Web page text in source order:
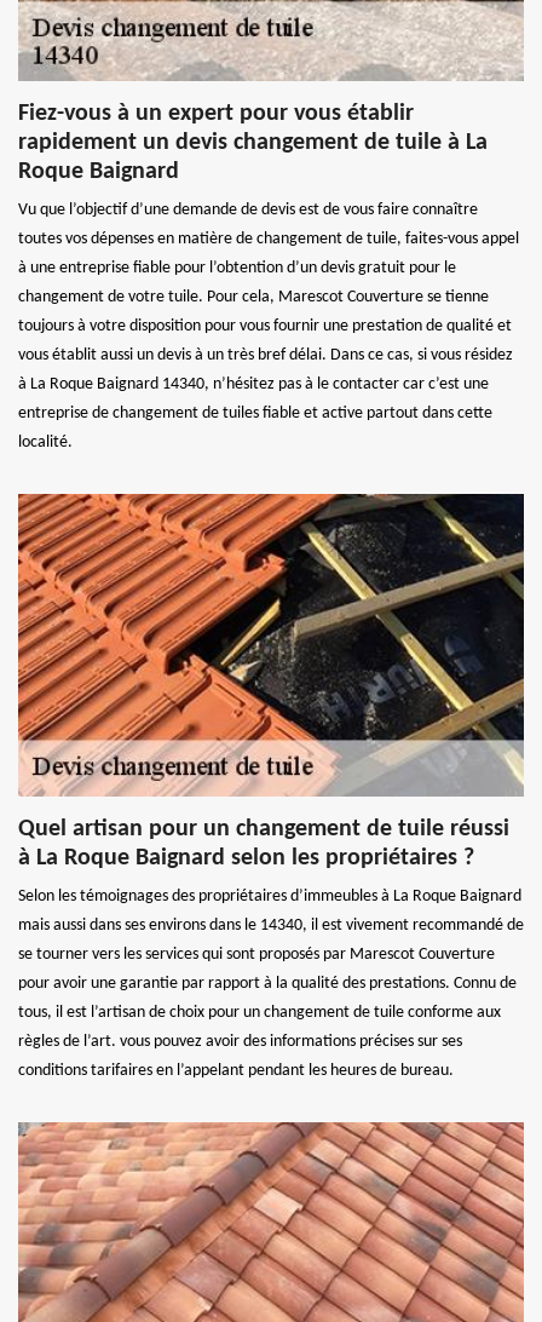
Fiez-vous à un expert pour vous établir
rapidement un devis changement de tuile à La
Roque Baignard
Vu que l’objectif d’une demande de devis est de vous faire connaître
toutes vos dépenses en matière de changement de tuile, faites-vous appel
à une entreprise fiable pour l’obtention d’un devis gratuit pour le
changement de votre tuile. Pour cela, Marescot Couverture se tienne
toujours à votre disposition pour vous fournir une prestation de qualité et
vous établit aussi un devis à un très bref délai. Dans ce cas, si vous résidez
à La Roque Baignard 14340, n’hésitez pas à le contacter car c’est une
entreprise de changement de tuiles fiable et active partout dans cette
localité.
Quel artisan pour un changement de tuile réussi
à La Roque Baignard selon les propriétaires ?
Selon les témoignages des propriétaires d’immeubles à La Roque Baignard
mais aussi dans ses environs dans le 14340, il est vivement recommandé de
se tourner vers les services qui sont proposés par Marescot Couverture
pour avoir une garantie par rapport à la qualité des prestations. Connu de
tous, il est l’artisan de choix pour un changement de tuile conforme aux
règles de l’art. vous pouvez avoir des informations précises sur ses
conditions tarifaires en l’appelant pendant les heures de bureau.